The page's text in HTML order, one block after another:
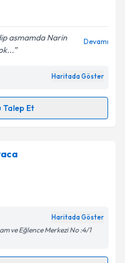
ilişkin
Aydınlatma
ediyorum.
asmamda Narin
Devamı
Haritada Göster
Talep Et
randevu almanız
e-posta ile
Haritada Göster
ve Eğlence Merkezi No :4/1